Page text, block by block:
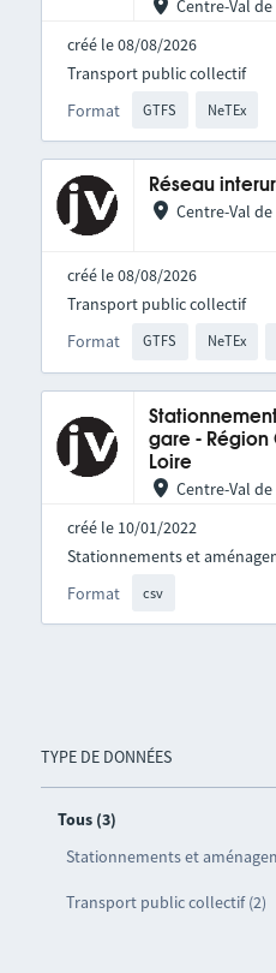
TYPE DE DONNÉES
Tous (3)
Stationnements et
Transport public collectif (2)
Centre-Val
créé le 08/08/2026
Format GTFS NeTEx
Transport public collectif
Réseau
Centre-Val
créé le 08/08/2026
Format GTFS NeTEx
Transport public collectif
gare - Région
Loire
Centre-Val
créé le 10/01/2022
Format csv
Stationnements et